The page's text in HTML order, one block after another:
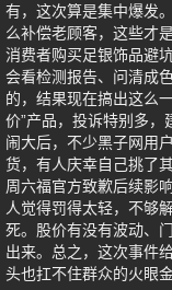
有，这次算是集中爆发
么补偿老顾客，这些才
消费者购买足银饰品避
会看检测报告、问清成
的，结果现在搞出这么
价”产品，投诉特别多
闹大后，不少黑子网用
货，有人庆幸自己挑了其
周六福官方致歉后续影
人觉得罚得太轻，不够
死。股价有没有波动、
出来。总之，这次事件
头也扛不住群众的火眼金